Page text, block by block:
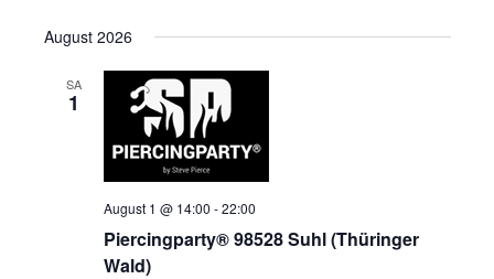
August 2026
SA
1
August 1 @ 14:00 -22:00
Piercingparty® 98528 Suhl (Thüringer
Wald)